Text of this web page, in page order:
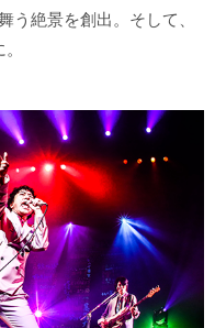
う絶景を創出。そして、